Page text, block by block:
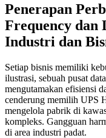
Penerapan
Frequency dan
Industri dan
Setiap bisnis memiliki
ilustrasi, sebuah pusat
mengutamakan efisiensi
cenderung memilih UPS
mengelola pabrik di
kompleks. Gangguan
di area industri padat.